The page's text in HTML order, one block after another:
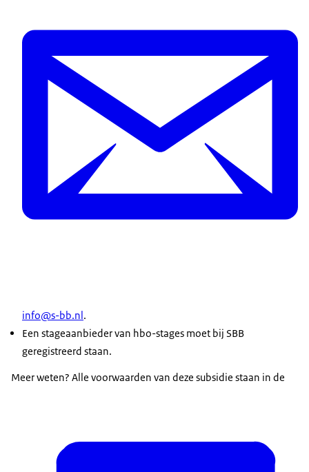
info@s-bb.nl .
Een stageaanbieder van hbo-stages moet bij SBB
geregistreerd staan.
Meer weten? Alle voorwaarden van deze subsidie staan in de